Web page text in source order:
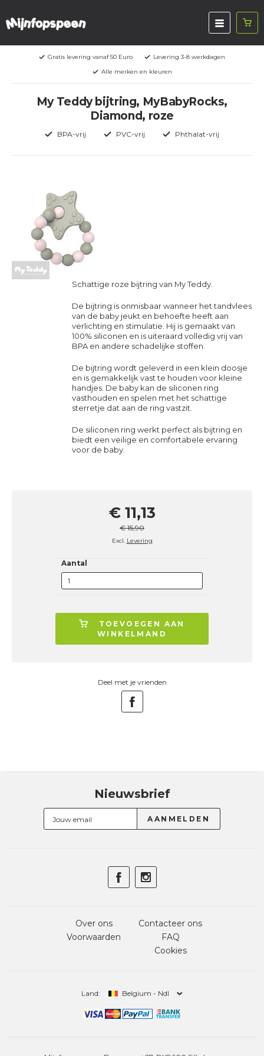
Gratis levering vanaf 50 Euro
Levering 3-8 werkdagen
Alle merken en kleuren
My Teddy bijtring, MyBabyRocks,
Diamond, roze
BPA-vrij PVC-vrij Phthalat-vrij
Schattige roze bijtring van My Teddy
De bijtring is onmisbaar wanneer het tandvlees
van de baby jeukt en behoefte heeft aan
verlichting en stimulatie. Hij is gemaakt van
100% siliconen en is uiteraard volledig vrij van
BPA en andere schadelijke stoffen.
De bijtring wordt geleverd in een klein doosje
en is gemakkelijk vast te houden voor kleine
handjes. De baby kan de siliconen ring
vasthouden en spelen met het schattige
sterretje dat aan de ring vastzit.
De siliconen ring werkt perfect als bijtring en
biedt een veilige en comfortabele ervaring
voor de baby.
€ 11,13
€ 15,90
Excl. Levering
Aantal
TOEVOEGEN AAN
WINKELMAND
Deel met je vrienden
Nieuwsbrief
Over ons
Voorwaarden
Contacteer ons
FAQ
Cookies
Land: Belgium - Ndl